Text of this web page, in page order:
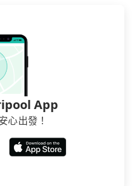
App
心出發！